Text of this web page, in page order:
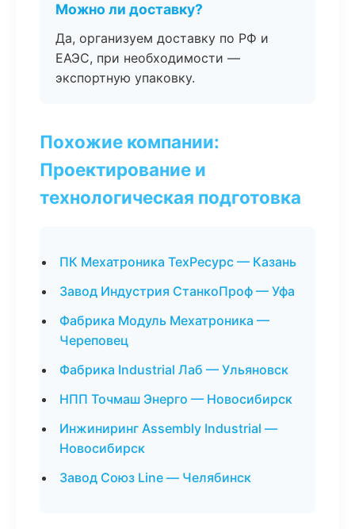
Можно ли доставку?
Да, организуем доставку по РФ и
ЕАЭС, при необходимости —
экспортную упаковку.
Похожие компании:
Проектирование и
технологическая подготовка
ПК Мехатроника ТехРесурс — Казань
Завод Индустрия СтанкоПроф — Уфа
Фабрика Модуль Мехатроника —
Череповец
Фабрика Industrial Лаб — Ульяновск
НПП Точмаш Энерго — Новосибирск
Инжиниринг Assembly Industrial —
Новосибирск
Завод Союз Line — Челябинск